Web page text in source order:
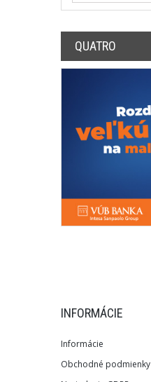
QUATRO
INFORMÁCIE
Informácie
Obchodné podmienky